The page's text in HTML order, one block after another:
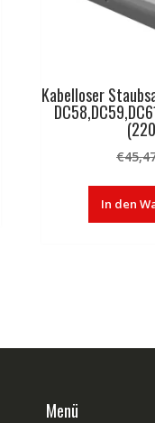
Kabelloser
€
In den
Menü